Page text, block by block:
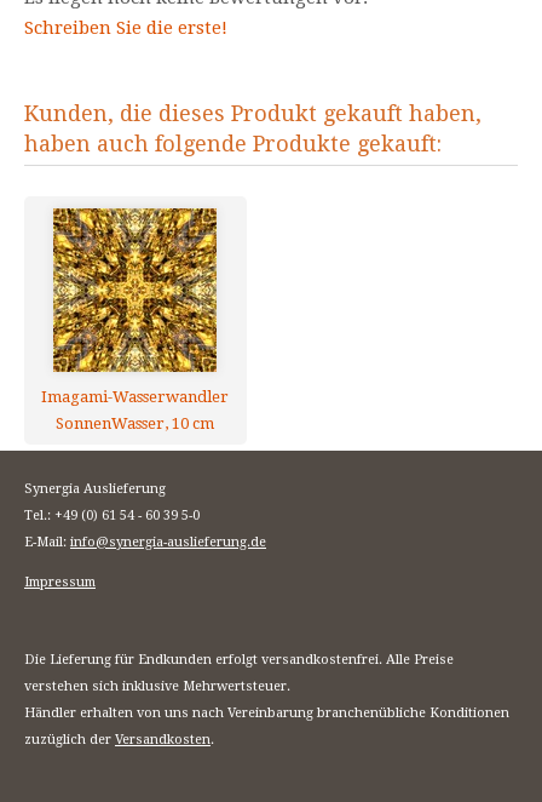
Schreiben Sie die erste!
Kunden, die dieses Produkt gekauft haben,
haben auch folgende Produkte gekauft:
Imagami-Wasserwandler
SonnenWasser, 10 cm
Synergia Auslieferung
Tel.: +49 (0) 61 54 - 60 39 5-0
E-Mail: info@synergia-auslieferung.de
Impressum
Die Lieferung für Endkunden erfolgt versandkostenfrei. Alle Preise
verstehen sich inklusive Mehrwertsteuer.
Händler erhalten von uns nach Vereinbarung branchenübliche Konditionen
zuzüglich der Versandkosten.